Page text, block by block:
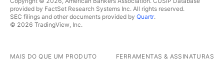
provided by FactSet Research Systems Inc. All rights reserved.
SEC filings and other documents provided by Quartr.
© 2026 TradingView, Inc.
MAIS DO QUE UM PRODUTO FERRAMENTAS & ASSINATURAS